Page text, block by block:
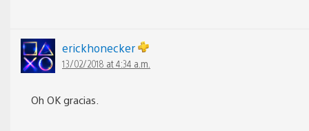
erickhonecker
13/02/2018 at 4:34 a.m.
Oh OK gracias.